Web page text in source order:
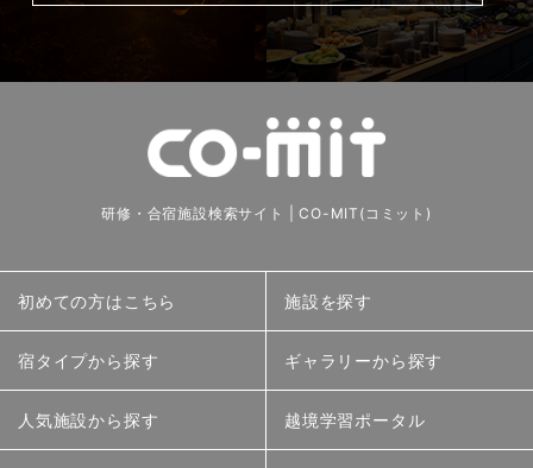
研修・合宿施設検索サイト | CO-MIT(コミット)
初めての方はこちら 施設を探す
宿タイプから探す ギャラリーから探す
人気施設から探す 越境学習ポータル